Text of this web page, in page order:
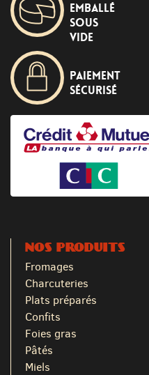
Emballé
sous
vide
Paiement
sécurisé
NOS PRODUITS
Fromages
Charcuteries
Plats préparés
Confits
Foies gras
Pâtés
Miels